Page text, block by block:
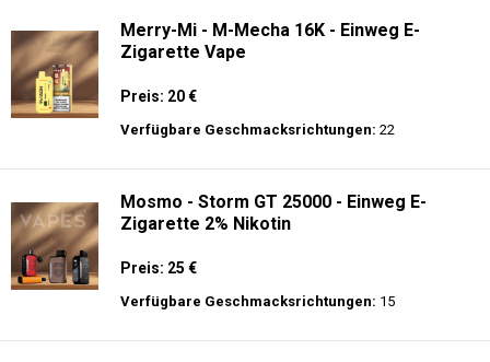
Merry-Mi - M-Mecha 16K - Einweg E-
Zigarette Vape
Preis: 20 €
Verfügbare Geschmacksrichtungen: 22
Mosmo - Storm GT 25000 - Einweg E-
Zigarette 2% Nikotin
Preis: 25 €
Verfügbare Geschmacksrichtungen: 15